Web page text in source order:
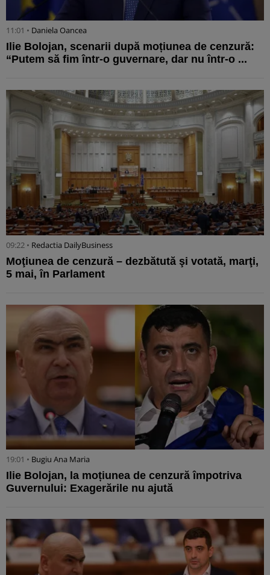
11:01 • Daniela Oancea
Ilie Bolojan, scenarii după moțiunea de cenzură:
“Putem să fim într-o guvernare, dar nu într-o ...
09:22 • Redactia DailyBusiness
Moţiunea de cenzură – dezbătută şi votată, marţi,
5 mai, în Parlament
19:01 • Bugiu ⁠Ana Maria
Ilie Bolojan, la moțiunea de cenzură împotriva
Guvernului: Exagerările nu ajută